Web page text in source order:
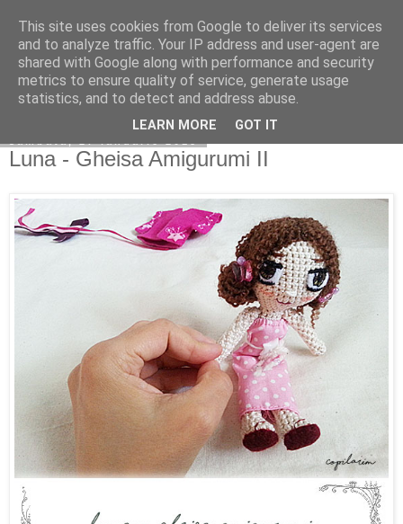
Copilarim
Luna - Gheisa Amigurumi II
This site uses cookies from Google to deliver its services
and to analyze traffic. Your IP address and user-agent are
shared with Google along with performance and security
metrics to ensure quality of service, generate usage
statistics, and to detect and address abuse.
LEARN MORE GOT IT